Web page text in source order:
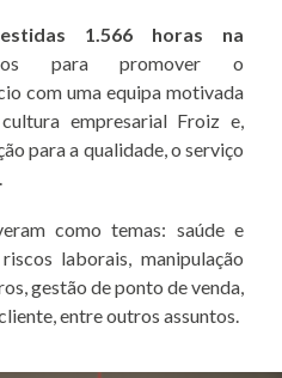
1.566 horas na
para promover o
com uma equipa motivada
empresarial Froiz e,
para a qualidade, o serviço
como temas: saúde e
laborais, manipulação
gestão de ponto de venda,
entre outros assuntos.